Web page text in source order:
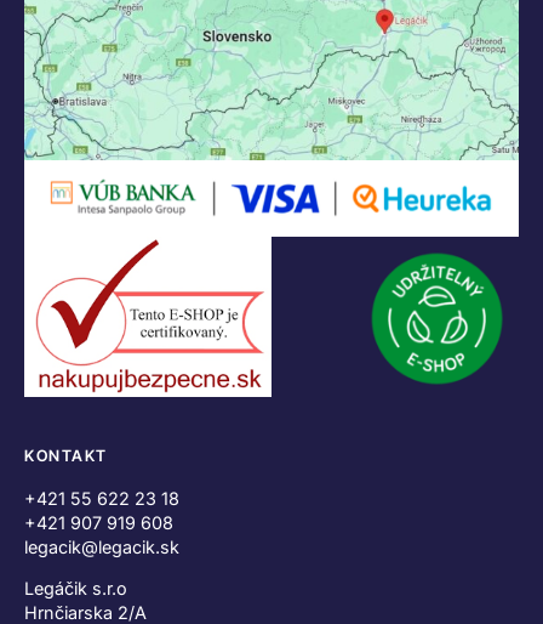
KONTAKT
+421 55 622 23 18
+421 907 919 608
legacik@legacik.sk
Legáčik s.r.o
Hrnčiarska 2/A